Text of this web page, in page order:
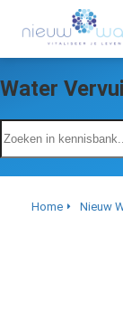
Water
Home Nieuw